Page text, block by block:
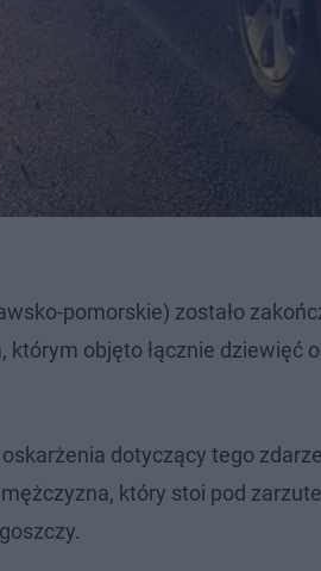
pomorskie) zostało
objęto łącznie dziewięć
dotyczący tego
który stoi pod